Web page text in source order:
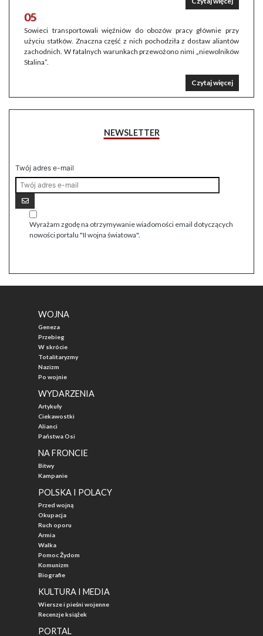
05
Sowieci transportowali więźniów do obozów pracy głównie przy
użyciu statków. Znaczna część z nich pochodziła z dostaw aliantów
zachodnich. W fatalnych warunkach przewożono nimi „niewolników
Stalina”.
Czytaj więcej
NEWSLETTER
Twój adres e-mail
Wyrażam zgodę na otrzymywanie wiadomości email dotyczących
nowości portalu "II wojna światowa".
WOJNA
Geneza
Przebieg
W skrócie
Totalitaryzmy
Nazizm
Po wojnie
WYDARZENIA
Artykuły
Ciekawostki
Alianci
Państwa Osi
NA FRONCIE
Bitwy
Kampanie
POLSKA I POLACY
Przed wojną
Okupacja
Ruch oporu
Armia
Walka
Pomoc Żydom
Komunizm
Biografie
KULTURA I MEDIA
Wiersze i pieśni wojenne
Recenzje książek
PORTAL